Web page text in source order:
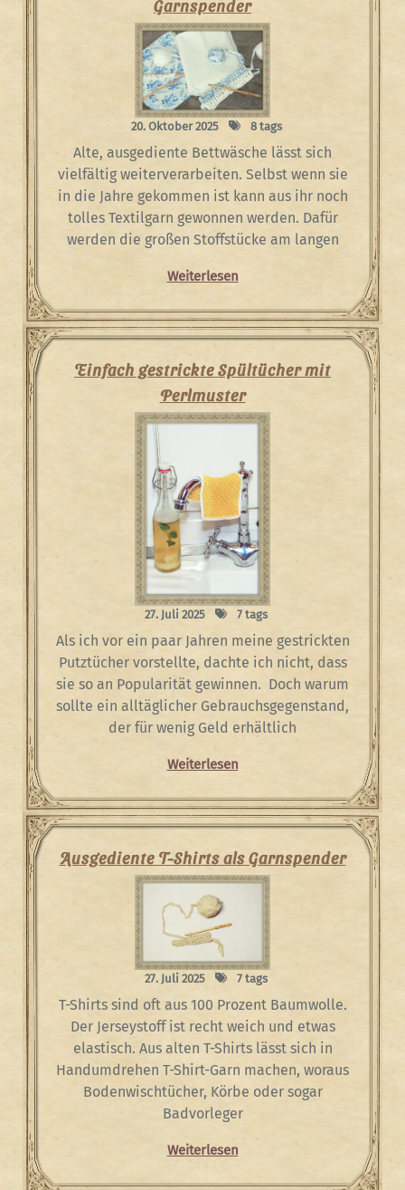
Garnspender
20. Oktober 2025 8 tags
Alte, ausgediente Bettwäsche lässt sich
vielfältig weiterverarbeiten. Selbst wenn sie
in die Jahre gekommen ist kann aus ihr noch
tolles Textilgarn gewonnen werden. Dafür
werden die großen Stoffstücke am langen
Weiterlesen
Einfach gestrickte Spültücher mit
Perlmuster
27. Juli 2025 7 tags
Als ich vor ein paar Jahren meine gestrickten
Putztücher vorstellte, dachte ich nicht, dass
sie so an Popularität gewinnen. Doch warum
sollte ein alltäglicher Gebrauchsgegenstand,
der für wenig Geld erhältlich
Weiterlesen
Ausgediente T-Shirts als Garnspender
27. Juli 2025 7 tags
T-Shirts sind oft aus 100 Prozent Baumwolle.
Der Jerseystoff ist recht weich und etwas
elastisch. Aus alten T-Shirts lässt sich in
Handumdrehen T-Shirt-Garn machen, woraus
Bodenwischtücher, Körbe oder sogar
Badvorleger
Weiterlesen